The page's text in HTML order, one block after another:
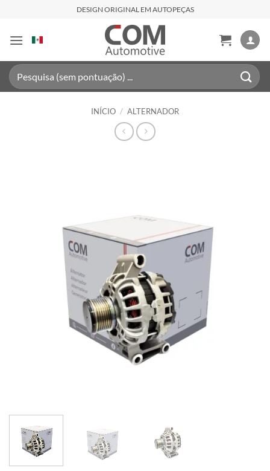
content
DESIGN ORIGINAL EM AUTOPEÇAS
Pesquisar
por:
INÍCIO / ALTERNADOR